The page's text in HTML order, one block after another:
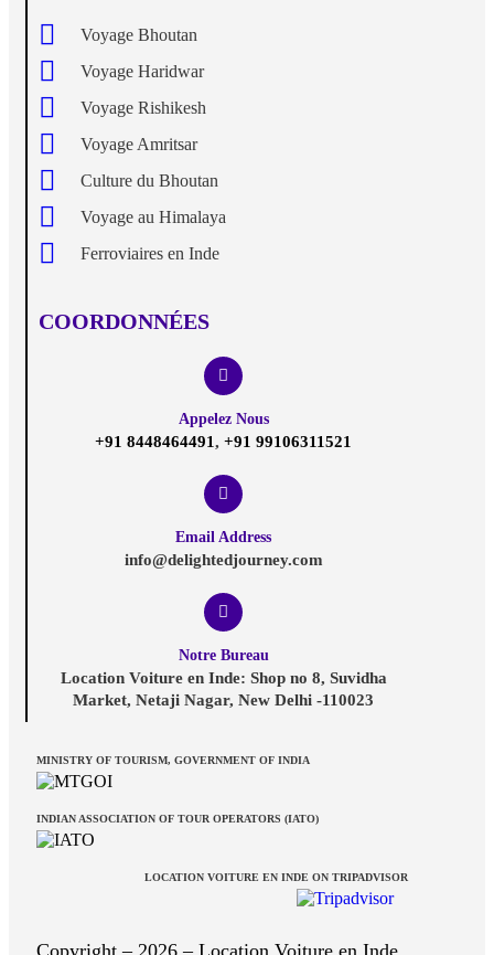
Voyage Bhoutan
Voyage Haridwar
Voyage Rishikesh
Voyage Amritsar
Culture du Bhoutan
Voyage au Himalaya
Ferroviaires en Inde
COORDONNÉES
Appelez Nous
+91 8448464491, +91 99106311521
Email Address
info@delightedjourney.com
Notre Bureau
Location Voiture en Inde: Shop no 8, Suvidha
Market, Netaji Nagar, New Delhi -110023
MINISTRY OF TOURISM, GOVERNMENT OF INDIA
INDIAN ASSOCIATION OF TOUR OPERATORS (IATO)
LOCATION VOITURE EN INDE ON TRIPADVISOR
Copyright – 2026 – Location Voiture en Inde